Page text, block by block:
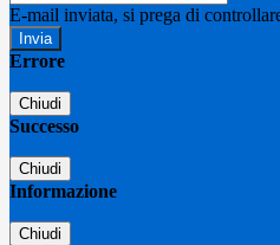
E-mail inviata, si prega di
Errore
Chiudi
Successo
Chiudi
Informazione
Chiudi